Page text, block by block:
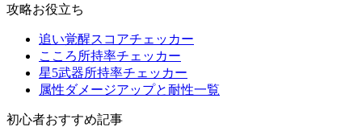
攻略お役立ち
追い覚醒スコアチェッカー
こころ所持率チェッカー
星5武器所持率チェッカー
属性ダメージアップと耐性一覧
初心者おすすめ記事